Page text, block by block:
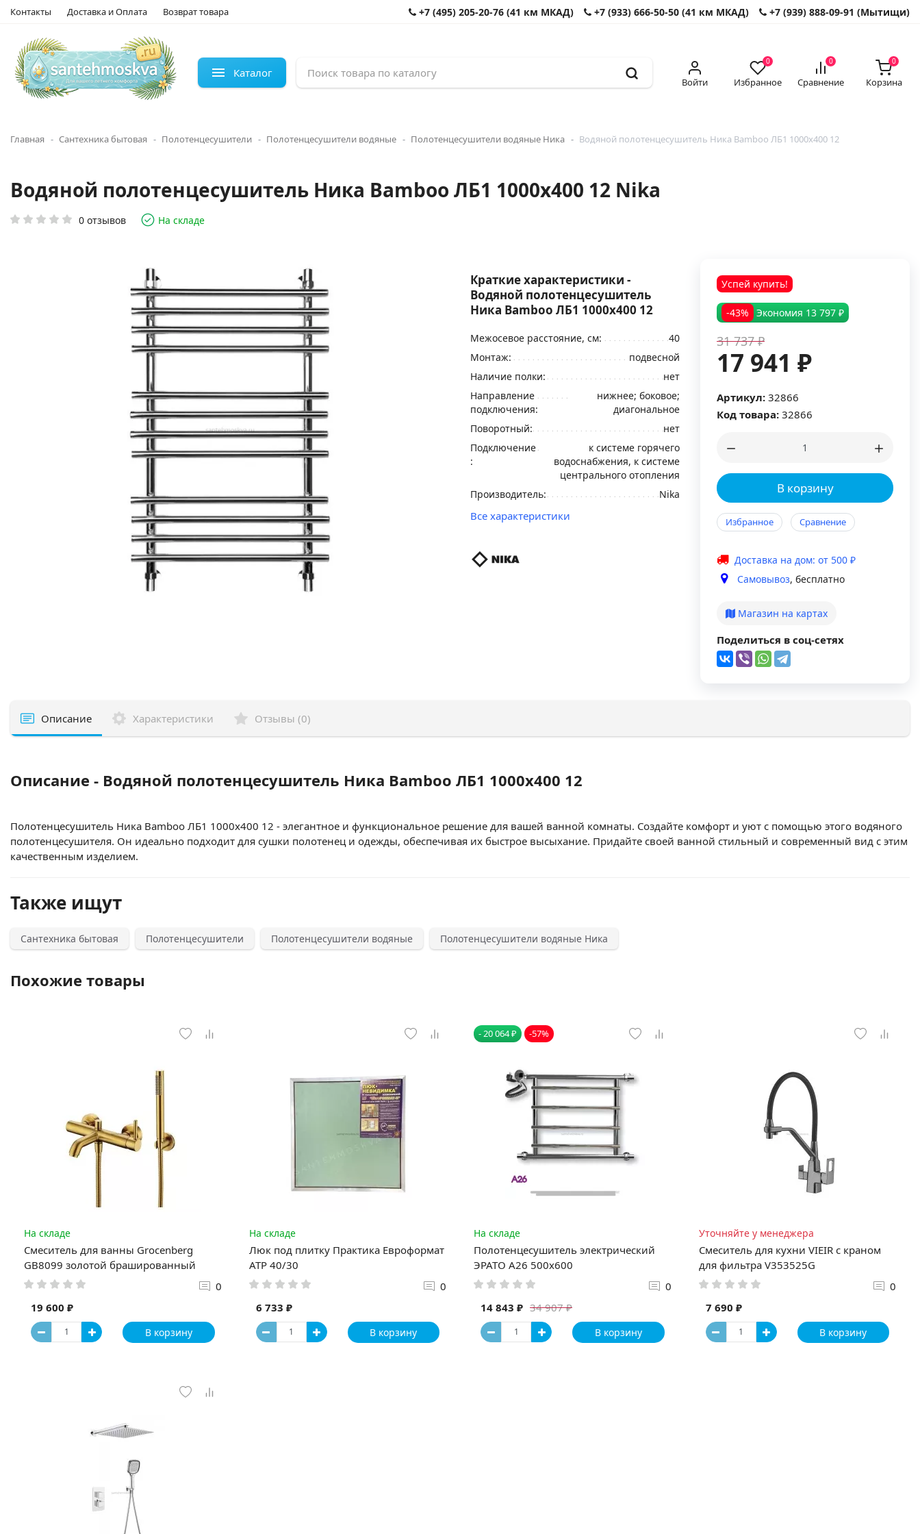
Контакты Доставка и Оплата Возврат товара +7 (495) 205-20-76 (41 км МКАД) +7 (933) 666-50-50 (41 км МКАД) +7 (939) 888-09-91 (Мытищи)
Каталог
Войти
0
Избранное
0
Сравнение
0
Корзина
Главная Сантехника бытовая Полотенцесушители Полотенцесушители водяные Полотенцесушители водяные Ника Водяной полотенцесушитель Ника Bamboo ЛБ1 1000x400 12
Водяной полотенцесушитель Ника Bamboo ЛБ1 1000x400 12 Nika
0 отзывов На складе
Успей купить!
-43% Экономия 13 797 ₽
31 737 ₽
17 941 ₽
Артикул: 32866
Код товара: 32866
В корзину
Избранное Сравнение
Доставка на дом: от 500 ₽
Самовывоз, бесплатно
Магазин на картах
Поделиться в соц-сетях
Краткие характеристики -
Водяной полотенцесушитель
Ника Bamboo ЛБ1 1000x400 12
Межосевое расстояние, см:
40
Монтаж:
подвесной
Наличие полки:
нет
Направление
подключения:
нижнее; боковое;
диагональное
Поворотный:
нет
Подключение
:
к системе горячего
водоснабжения, к системе
центрального отопления
Производитель:
Nika
Все характеристики
Описание Характеристики Отзывы (0)
Описание - Водяной полотенцесушитель Ника Bamboo ЛБ1 1000x400 12
Полотенцесушитель Ника Bamboo ЛБ1 1000x400 12 - элегантное и функциональное решение для вашей ванной комнаты. Создайте комфорт и уют с помощью этого водяного
полотенцесушителя. Он идеально подходит для сушки полотенец и одежды, обеспечивая их быстрое высыхание. Придайте своей ванной стильный и современный вид с этим
качественным изделием.
Также ищут
Сантехника бытовая Полотенцесушители Полотенцесушители водяные Полотенцесушители водяные Ника
Похожие товары
На складе
Смеситель для ванны Grocenberg
GB8099 золотой брашированный
0
19 600 ₽
В корзину
На складе
Люк под плитку Практика Евроформат
АТР 40/30
0
6 733 ₽
В корзину
- 20 064 ₽ -57%
На складе
Полотенцесушитель электрический
ЭРАТО А26 500x600
0
34 907 ₽
14 843 ₽
В корзину
Уточняйте у менеджера
Смеситель для кухни VIEIR с краном
для фильтра V353525G
0
7 690 ₽
В корзину